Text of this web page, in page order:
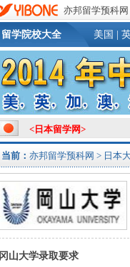
亦邦留学预科网
留学院校大全 美国
< 日本留学网>
当前： 亦邦留学预科网 > 日本
冈山大学录取要求